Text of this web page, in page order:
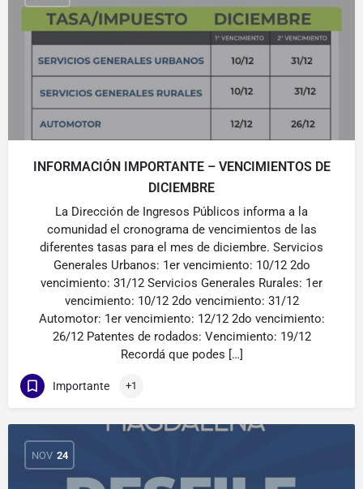
INFORMACIÓN IMPORTANTE – VENCIMIENTOS DE
DICIEMBRE
La Dirección de Ingresos Públicos informa a la
comunidad el cronograma de vencimientos de las
diferentes tasas para el mes de diciembre. Servicios
Generales Urbanos: 1er vencimiento: 10/12 2do
vencimiento: 31/12 Servicios Generales Rurales: 1er
vencimiento: 10/12 2do vencimiento: 31/12
Automotor: 1er vencimiento: 12/12 2do vencimiento:
26/12 Patentes de rodados: Vencimiento: 19/12
Recordá que podes […]
Importante +1
NOV 24